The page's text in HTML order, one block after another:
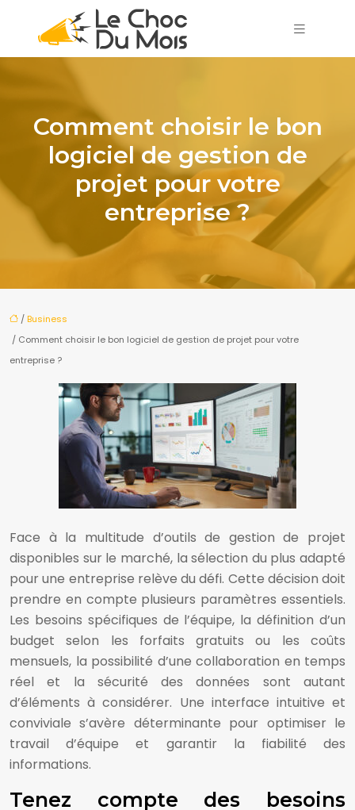
Comment choisir le bon
logiciel de gestion de
projet pour votre
entreprise ?
/Business
/ Comment choisir le bon logiciel de gestion de projet pour votre
entreprise ?
Face à la multitude d’outils de gestion de projet
disponibles sur le marché, la sélection du plus adapté
pour une entreprise relève du défi. Cette décision doit
prendre en compte plusieurs paramètres essentiels.
Les besoins spécifiques de l’équipe, la définition d’un
budget selon les forfaits gratuits ou les coûts
mensuels, la possibilité d’une collaboration en temps
réel et la sécurité des données sont autant
d’éléments à considérer. Une interface intuitive et
conviviale s’avère déterminante pour optimiser le
travail d’équipe et garantir la fiabilité des
informations.
Tenez compte des besoins